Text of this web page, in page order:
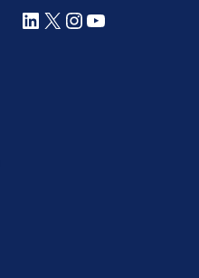
LinkedIn
X Instagram
YouTube